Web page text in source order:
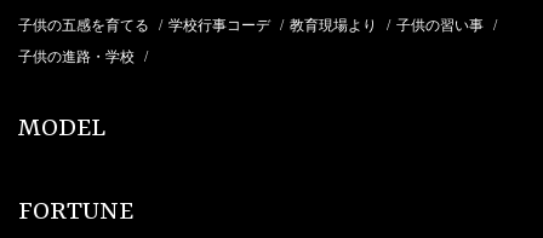
子供の五感を育てる / 学校行事コーデ / 教育現場より / 子供の習い事 /
子供の進路・学校 /
MODEL
FORTUNE